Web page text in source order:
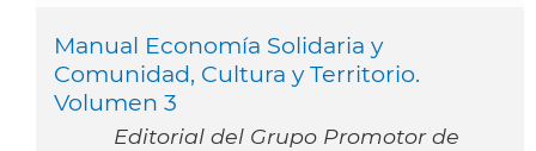
Manual Economía Solidaria y
Comunidad, Cultura y Territorio.
Volumen 3
Editorial del Grupo Promotor de